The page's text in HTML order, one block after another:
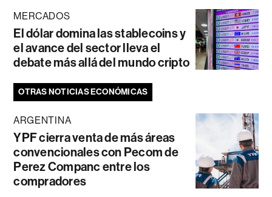
MERCADOS
El dólar domina las stablecoins y
el avance del sector lleva el
debate más allá del mundo cripto
OTRAS NOTICIAS ECONÓMICAS
ARGENTINA
YPF cierra venta de más áreas
convencionales con Pecom de
Perez Companc entre los
compradores